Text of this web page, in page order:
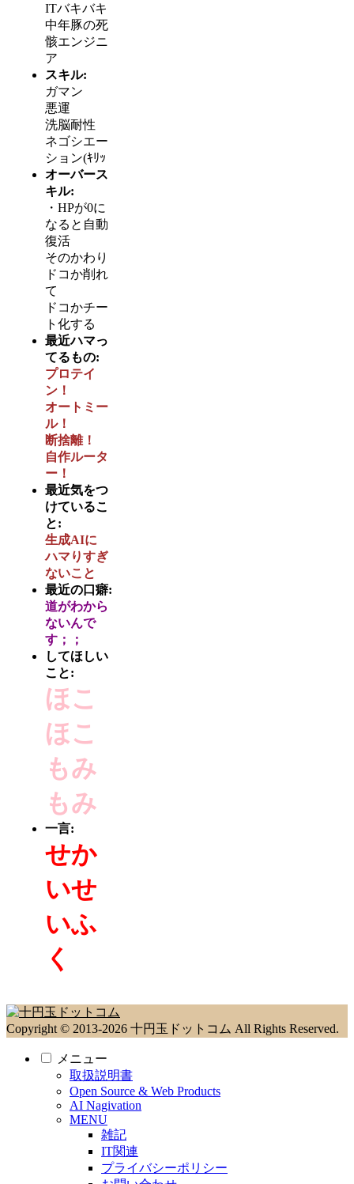
ITバキバキ
中年豚の死
骸エンジニ
ア
スキル:
ガマン
悪運
洗脳耐性
ネゴシエー
ション(ｷﾘｯ
オーバース
キル:
・HPが0に
なると自動
復活
そのかわり
ドコか削れ
て
ドコかチー
ト化する
最近ハマっ
てるもの:
プロテイ
ン！
オートミー
ル！
断捨離！
自作ルータ
ー！
最近気をつ
けているこ
と:
生成AIに
ハマりすぎ
ないこと
最近の口癖:
道がわから
ないんで
す；；
してほしい
こと:
ほこ
ほこ
もみ
もみ
一言:
せか
いせ
いふ
く
Copyright © 2013-2026 十円玉ドットコム All Rights Reserved.
メニュー
取扱説明書
Open Source & Web Products
AI Nagivation
MENU
雑記
IT関連
プライバシーポリシー